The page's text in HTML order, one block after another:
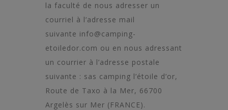
la faculté de nous adresser un
courriel à l’adresse mail
suivante info@camping-
etoiledor.com ou en nous adressant
un courrier à l’adresse postale
suivante : sas camping l’étoile d’or,
Route de Taxo à la Mer, 66700
Argelès sur Mer (FRANCE).